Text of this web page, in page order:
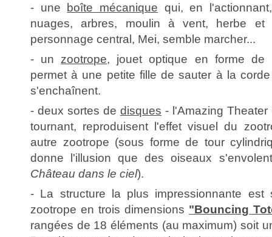
- une boîte mécanique qui, en
nuages, arbres, moulin à vent, herbe
personnage central, Mei, semble marcher...
- un zootrope, jouet optique en forme de
permet à une petite fille de sauter à la
s'enchaînent.
- deux sortes de disques - l'Amazing
tournant, reproduisent l'effet visuel du
autre zootrope (sous forme de tour
donne l'illusion que des oiseaux
Château dans le ciel).
- La structure la plus impressionnante est
zootrope en trois dimensions "Bouncing
rangées de 18 éléments (au maximum) soit